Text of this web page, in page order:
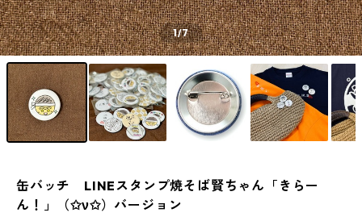
1/7
缶バッチ LINEスタンプ焼そば賢ちゃん「きらー
ん！」（✩ν✩）バージョン